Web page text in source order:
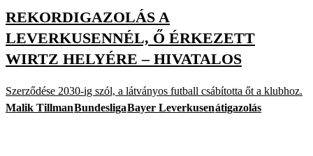
REKORDIGAZOLÁS A
LEVERKUSENNÉL, Ő ÉRKEZETT
WIRTZ HELYÉRE – HIVATALOS
Szerződése 2030-ig szól, a látványos futball csábította őt a klubhoz.
Malik TillmanBundesligaBayer Leverkusenátigazolás